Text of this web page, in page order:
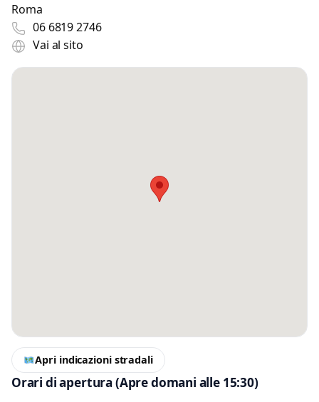
Roma
06 6819 2746
Vai al sito
Apri indicazioni stradali
Orari di apertura(Apre domani alle 15:30)
Accetto l’informativa privacy